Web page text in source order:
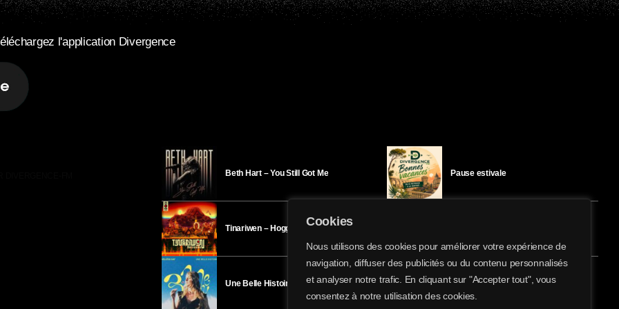
Cookies
Nous utilisons des cookies pour améliorer votre expérience de
navigation, diffuser des publicités ou du contenu personnalisés
et analyser notre trafic. En cliquant sur "Accepter tout", vous
consentez à notre utilisation des cookies.
share
email
l'application Divergence
Beth Hart – You Still Got Me
Tinariwen – Hoggar
Une Belle Histoire – Héloïse Bay
Pause estivale
Ici l’Ombre – mardi 28 juillet